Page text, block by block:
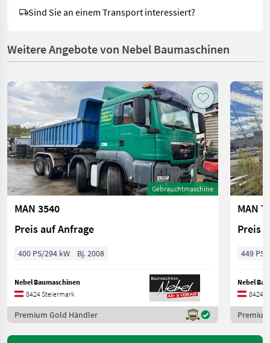
Sind Sie an einem Transport interessiert?
Weitere Angebote von Nebel Baumaschinen
Gebrauchtmaschine
MAN 3540
Preis auf Anfrage
400 PS/294 kW Bj. 2008
Nebel Baumaschinen
8424 Steiermark
Premium Gold Händler
MAN
Preis
449 PS/
Nebel
8424